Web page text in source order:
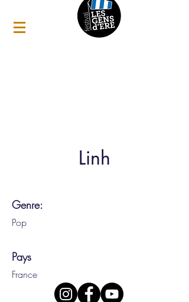
Linh
Genre:
Pop
Pays
France